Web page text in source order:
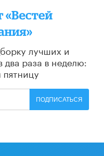
«Вестей
лучших и
два раза в неделю:
пятницу
ПОДПИСАТЬСЯ